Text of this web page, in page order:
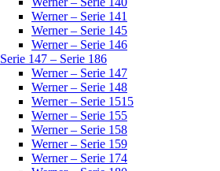
Werner – Serie 141
Werner – Serie 145
Werner – Serie 146
Serie 147 – Serie 186
Werner – Serie 147
Werner – Serie 148
Werner – Serie 1515
Werner – Serie 155
Werner – Serie 158
Werner – Serie 159
Werner – Serie 174